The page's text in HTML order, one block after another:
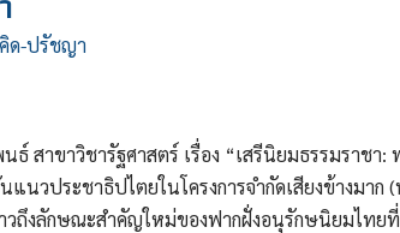
ด-ปรัชญา
สาขาวิชารัฐศาสตร์ เรื่อง “เสรีนิยมธรรมราชา
นวประชาธิปไตยในโครงการจำกัดเสียงข้างมาก
วถึงลักษณะสำคัญใหม่ของฟากฝั่งอนุรักษนิยมไทย